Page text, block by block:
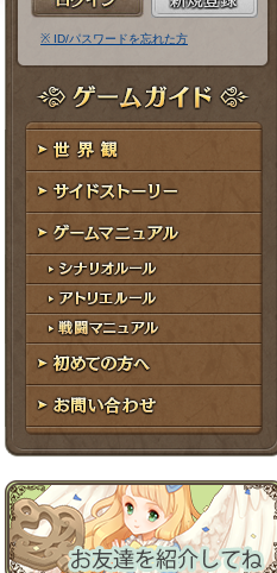
ル
ア
ド
レ
ス
ス
ー
ド
※ ID/パスワードを忘れた方
ゲームガイド
世界観
サイドストーリー
ゲームマニュアル
シナリオルール
アトリエルール
戦闘マニュアル
初めての方へ
お問い合わせ